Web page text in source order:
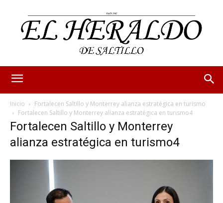
Inicio
Fortalecen Saltillo y Monterrey alianza estratégica en turismo
Fortalecen Saltillo y Monterrey alianza estratégica en turismo4
Fortalecen Saltillo y Monterrey
alianza estratégica en turismo4